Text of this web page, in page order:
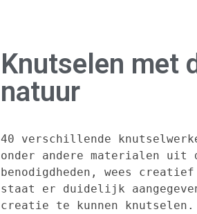
Knutselen met
natuur
40 verschillende
onder andere materialen uit
benodigdheden, wees
staat er duidelijk
creatie te kunnen knutselen.